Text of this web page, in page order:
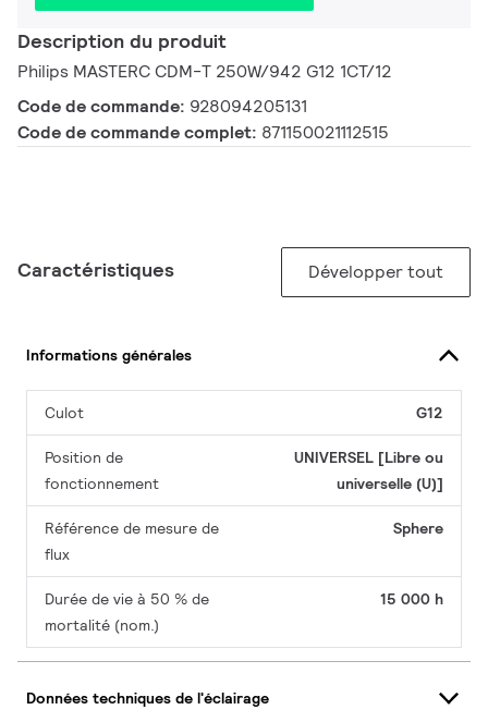
Description du produit
Philips MASTERC CDM-T 250W/942 G12 1CT/12
Code de commande: 928094205131
Code de commande complet: 871150021112515
Caractéristiques Développer tout
Informations générales
Culot G12
Position de
fonctionnement
UNIVERSEL [Libre ou
universelle (U)]
Référence de mesure de
flux
Sphere
Durée de vie à 50 % de
mortalité (nom.)
15 000 h
Données techniques de l'éclairage